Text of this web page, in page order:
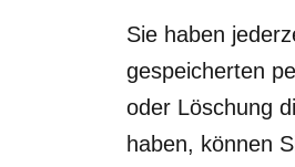
Sie haben
gespeicherten
oder Löschung
haben, können